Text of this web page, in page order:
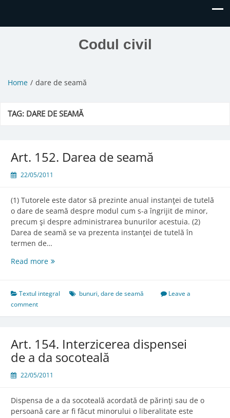
Codul civil
Home dare de seamă
TAG: DARE DE SEAMĂ
Art. 152. Darea de seamă
22/05/2011
(1) Tutorele este dator să prezinte anual instanţei de tutelă
o dare de seamă despre modul cum s-a îngrijit de minor,
precum şi despre administrarea bunurilor acestuia. (2)
Darea de seamă se va prezenta instanţei de tutelă în
termen de…
Read moreArt.
de
Textul integral bunuri,dare de seamă
Leave a
comment
Art. 154. Interzicerea dispensei
de a da socoteală
22/05/2011
Dispensa de a da socoteală acordată de părinţi sau de o
persoană care ar fi făcut minorului o liberalitate este